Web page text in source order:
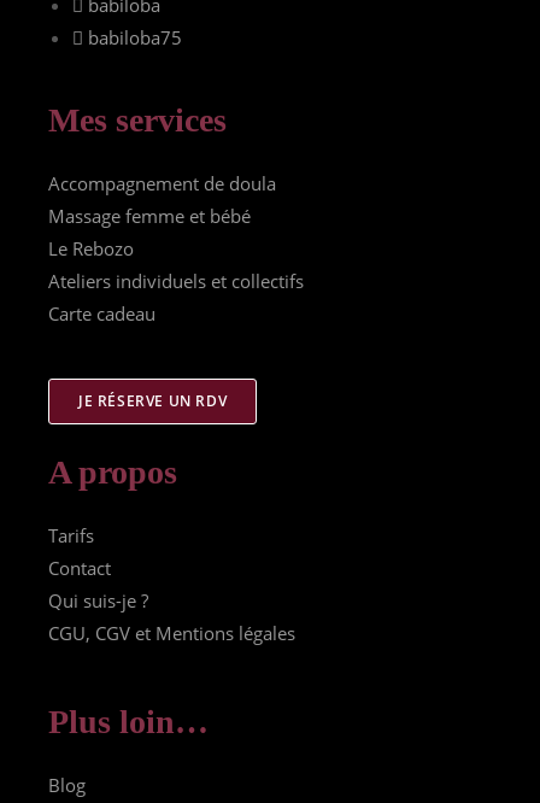
babiloba
babiloba75
Mes services
Accompagnement de doula
Massage femme et bébé
Le Rebozo
Ateliers individuels et collectifs
Carte cadeau
JE RÉSERVE UN RDV
A propos
Tarifs
Contact
Qui suis-je ?
CGU, CGV et Mentions légales
Plus loin…
Blog